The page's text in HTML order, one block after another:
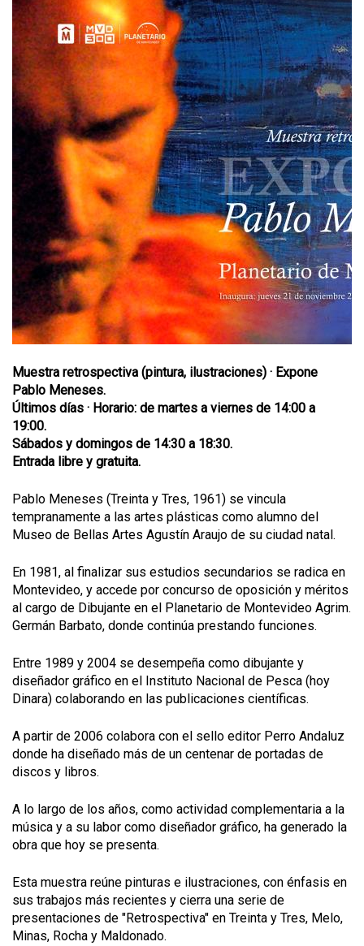
Muestra retrospectiva (pintura, ilustraciones) · Expone
Pablo Meneses.
Últimos días · Horario: de martes a viernes de 14:00 a
19:00.
Sábados y domingos de 14:30 a 18:30.
Entrada libre y gratuita.
Pablo Meneses (Treinta y Tres, 1961) se vincula
tempranamente a las artes plásticas como alumno del
Museo de Bellas Artes Agustín Araujo de su ciudad natal.
En 1981, al finalizar sus estudios secundarios se radica en
Montevideo, y accede por concurso de oposición y méritos
al cargo de Dibujante en el Planetario de Montevideo Agrim.
Germán Barbato, donde continúa prestando funciones.
Entre 1989 y 2004 se desempeña como dibujante y
diseñador gráfico en el Instituto Nacional de Pesca (hoy
Dinara) colaborando en las publicaciones científicas.
A partir de 2006 colabora con el sello editor Perro Andaluz
donde ha diseñado más de un centenar de portadas de
discos y libros.
A lo largo de los años, como actividad complementaria a la
música y a su labor como diseñador gráfico, ha generado la
obra que hoy se presenta.
Esta muestra reúne pinturas e ilustraciones, con énfasis en
sus trabajos más recientes y cierra una serie de
presentaciones de "Retrospectiva" en Treinta y Tres, Melo,
Minas, Rocha y Maldonado.